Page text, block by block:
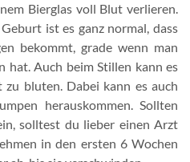
Bierglas voll Blut verlieren.
ist es ganz normal, dass
bekommt, grade wenn man
hat. Auch beim Stillen kann es
zu bluten. Dabei kann es auch
herauskommen. Sollten
solltest du lieber einen Arzt
in den ersten 6 Wochen